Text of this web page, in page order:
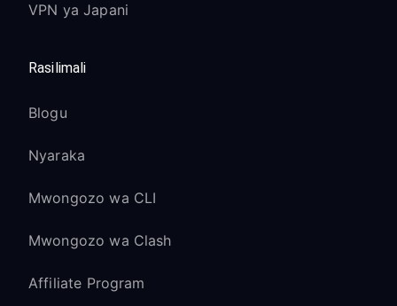
VPN ya Japani
Rasilimali
Blogu
Nyaraka
Mwongozo wa CLI
Mwongozo wa Clash
Affiliate Program